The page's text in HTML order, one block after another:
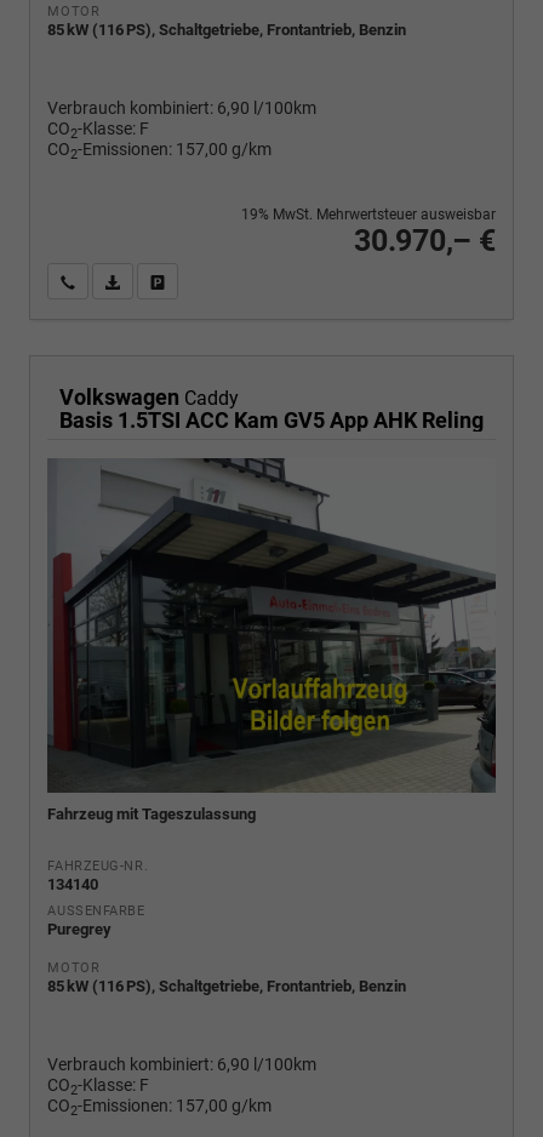
MOTOR
85 kW (116 PS), Schaltgetriebe, Frontantrieb, Benzin
Verbrauch kombiniert: 6,90 l/100km
CO2-Klasse: F
CO2-Emissionen: 157,00 g/km
30.970,– €
19% MwSt. Mehrwertsteuer ausweisbar
Wir rufen Sie anPDF-Fahrzeugexposé drucken
Volkswagen Caddy
Basis 1.5TSI ACC Kam GV5 App AHK Reling
Fahrzeug mit Tageszulassung
FAHRZEUG-NR.
134140
AUSSENFARBE
Puregrey
MOTOR
85 kW (116 PS), Schaltgetriebe, Frontantrieb, Benzin
Verbrauch kombiniert: 6,90 l/100km
CO2-Klasse: F
CO2-Emissionen: 157,00 g/km